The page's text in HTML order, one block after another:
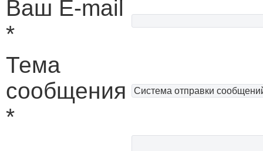
Ваш E-mail
*
Тема
сообщения
*